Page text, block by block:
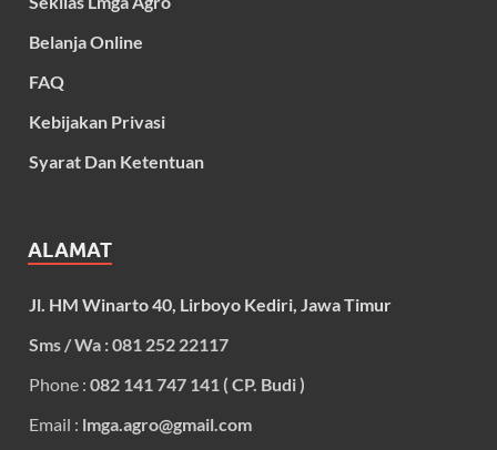
Belanja Online
FAQ
Kebijakan Privasi
Syarat Dan Ketentuan
ALAMAT
Jl. HM Winarto 40, Lirboyo Kediri, Jawa Timur
Sms / Wa : 081 252 22117
Phone : 082 141 747 141 ( CP. Budi )
Email : lmga.agro@gmail.com